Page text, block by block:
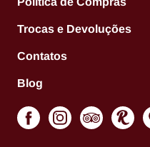
Trocas e Devoluções
Contatos
Blog